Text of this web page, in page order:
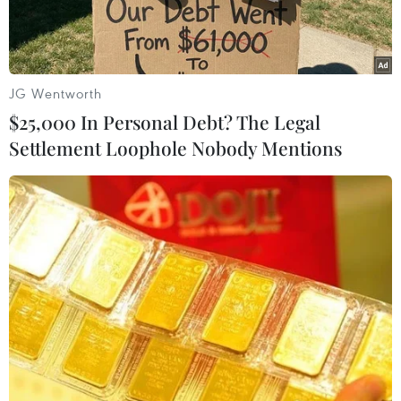
Người di cư chờ được cứu ở ngoài khơi bờ biển thuộc thị trấn
Zawiyah (Libya) ngày 20/3. (Nguồn: AFP/TTXVN)
Lực lượng bảo vệ bờ biển Italy ngày 9/6 cho biết
khoảng 930 người đã được cứu trong nhiều hoạt
động cứu hộ trên biển Địa Trung Hải, ngoài
khơi Libya trong 2 ngày qua.
JG Wentworth
$25,000 In Personal Debt? The Legal
Settlement Loophole Nobody Mentions